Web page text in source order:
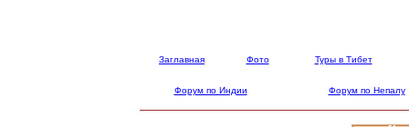
Заглавная Фото Туры в Тибет
Форум по Индии Форум по Непалу